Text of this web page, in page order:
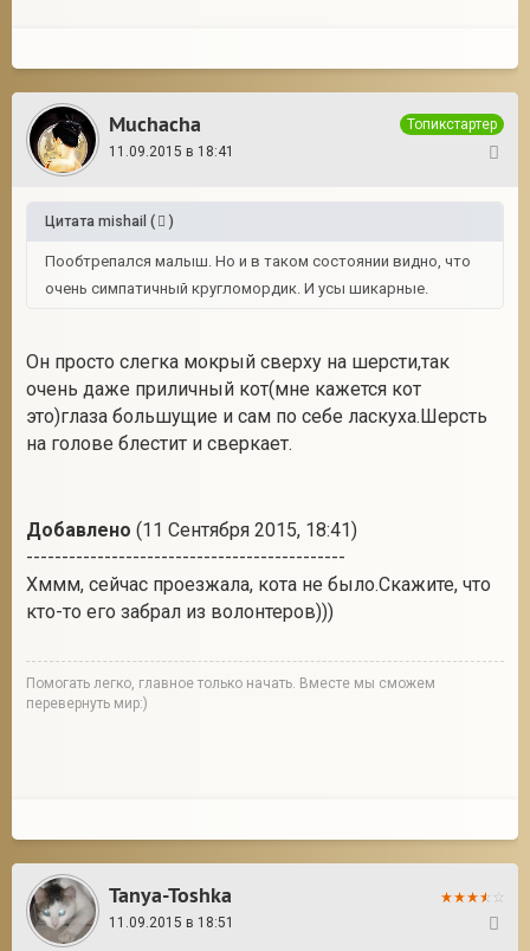
Muchacha
Топикстартер
11.09.2015 в 18:41
Цитата mishail ( )
Пообтрепался малыш. Но и в таком состоянии видно, что
очень симпатичный кругломордик. И усы шикарные.
Он просто слегка мокрый сверху на шерсти,так
очень даже приличный кот(мне кажется кот
это)глаза большущие и сам по себе ласкуха.Шерсть
на голове блестит и сверкает.
Добавлено (11 Сентября 2015, 18:41)
---------------------------------------------
Хммм, сейчас проезжала, кота не было.Скажите, что
кто-то его забрал из волонтеров)))
Помогать легко, главное только начать. Вместе мы сможем
перевернуть мир:)
Tanya-Toshka
11.09.2015 в 18:51